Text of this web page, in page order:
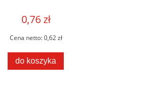
0,76 zł
Cena netto:0,62 zł
do koszyka